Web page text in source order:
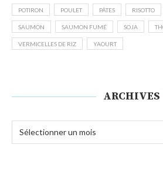
POTIRON POULET PÂTES RISOTTO
SAUMON SAUMON FUMÉ SOJA
VERMICELLES DE RIZ YAOURT
ARCHIVES